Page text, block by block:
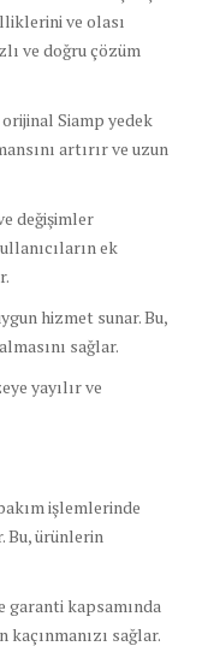
ve olası
ve doğru çözüm
Siamp yedek
artırır ve uzun
değişimler
ek
hizmet sunar. Bu,
sağlar.
yayılır ve
işlemlerinde
Bu, ürünlerin
garanti kapsamında
sağlar.